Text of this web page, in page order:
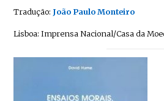
Tradução: João Paulo Monteiro
Lisboa: Imprensa Nacional/Casa da